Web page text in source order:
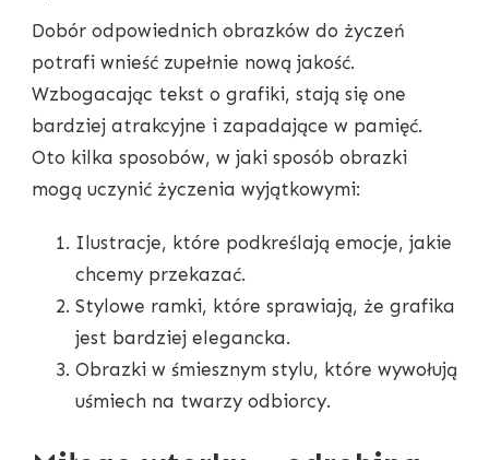
Dobór odpowiednich obrazków do życzeń
potrafi wnieść zupełnie nową jakość.
Wzbogacając tekst o grafiki, stają się one
bardziej atrakcyjne i zapadające w pamięć.
Oto kilka sposobów, w jaki sposób obrazki
mogą uczynić życzenia wyjątkowymi:
Ilustracje, które podkreślają emocje, jakie
chcemy przekazać.
Stylowe ramki, które sprawiają, że grafika
jest bardziej elegancka.
Obrazki w śmiesznym stylu, które wywołują
uśmiech na twarzy odbiorcy.